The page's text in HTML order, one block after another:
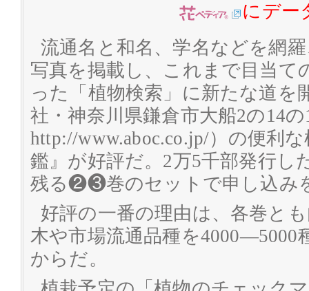
にデー
流通名と和名、学名などを網
写真を掲載し、これまで目当て
った「植物検索」に新たな道を
社・神奈川県鎌倉市大船2の14
http://www.aboc.co.jp/）の便利
鑑』が好評だ。2万5千部発行
残る❷❸巻のセットで申し込み
好評の一番の理由は、各巻と
木や市場流通品種を4000―5000
からだ。